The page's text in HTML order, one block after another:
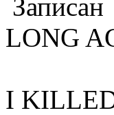
Записан
LONG
I